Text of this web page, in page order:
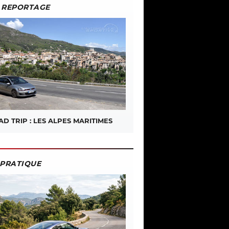
TRIP : LES ALPES MARITIMES